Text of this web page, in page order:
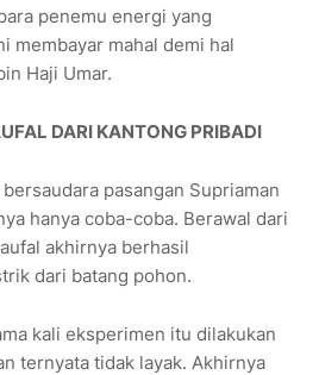
penemu energi yang
membayar mahal demi hal
Haji Umar.
DARI KANTONG PRIBADI
pasangan Supriaman
hanya coba-coba. Berawal dari
akhirnya berhasil
dari batang pohon.
kali eksperimen itu dilakukan
ternyata tidak layak. Akhirnya